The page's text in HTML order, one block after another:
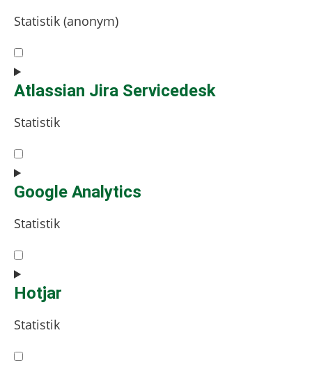
Statistik (anonym)
Consent
to
service
Atlassian Jira Servicedesk
Statistik
Consent
to
service
jira-
servicedesk
Google Analytics
Statistik
Consent
to
service
analytics
Hotjar
Statistik
Consent